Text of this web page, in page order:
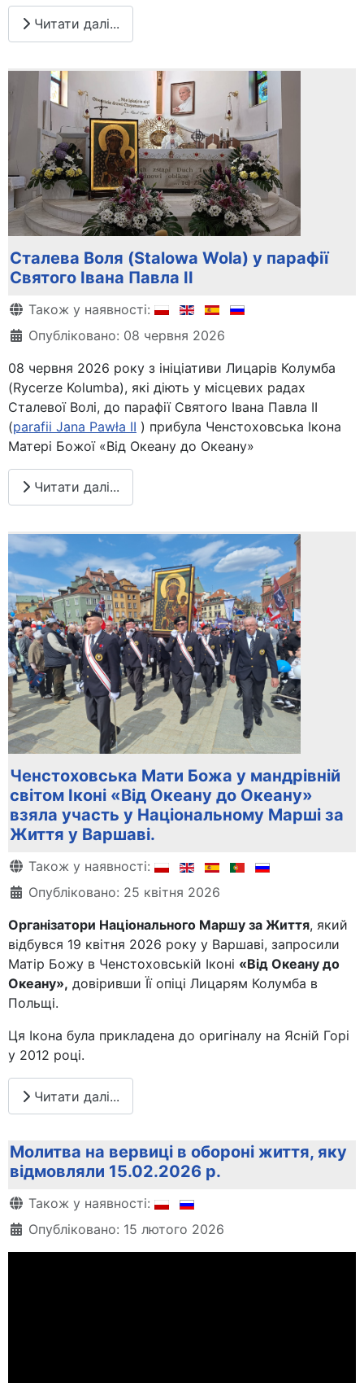
Читати далі...
Сталева Воля (Stalowa Wola) у парафії
Святого Івана Павла ІІ
Деталі
Також у наявності:
Опубліковано: 08 червня 2026
08 червня 2026 року з ініціативи Лицарів Колумба
(Rycerze Kolumba), які діють у місцевих радах
Сталевої Волі, до парафії Святого Івана Павла ІІ
(parafii Jana Pawła II ) прибула Ченстоховська Ікона
Матері Божої «Від Океану до Океану»
Читати далі...
Ченстоховська Мати Божа у мандрівній
світом Іконі «Від Океану до Океану»
взяла участь у Національному Марші за
Життя у Варшаві.
Деталі
Також у наявності:
Опубліковано: 25 квітня 2026
Організатори Національного Маршу за Життя, який
відбувся 19 квітня 2026 року у Варшаві, запросили
Матір Божу в Ченстоховській Іконі «Від Океану до
Океану», довіривши Її опіці Лицарям Колумба в
Польщі.
Ця Ікона була прикладена до оригіналу на Ясній Горі
у 2012 році.
Читати далі...
Молитва на вервиці в обороні життя, яку
відмовляли 15.02.2026 р.
Деталі
Також у наявності:
Опубліковано: 15 лютого 2026